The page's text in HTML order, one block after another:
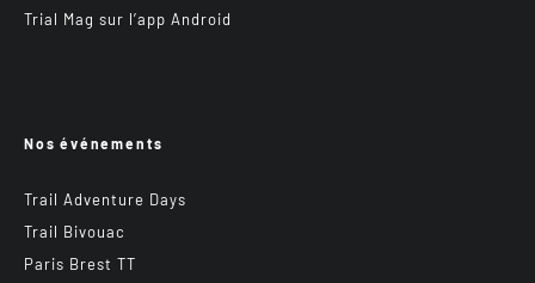
Trial Mag sur l’app Android
Nos événements
Trail Adventure Days
Trail Bivouac
Paris Brest TT